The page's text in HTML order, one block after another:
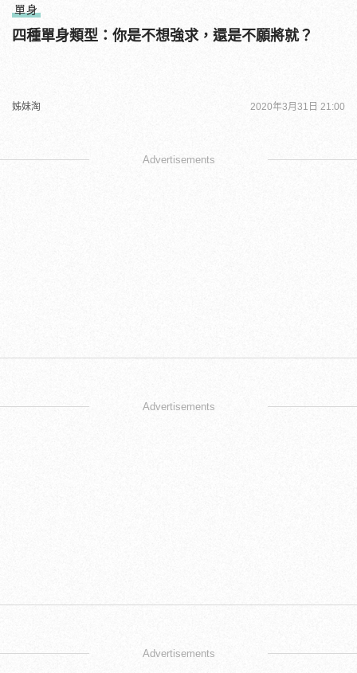
單身
四種單身類型：你是不想強求，還是不願將就？
姊妹淘 2020年3月31日 21:00
Advertisements
Advertisements
Advertisements